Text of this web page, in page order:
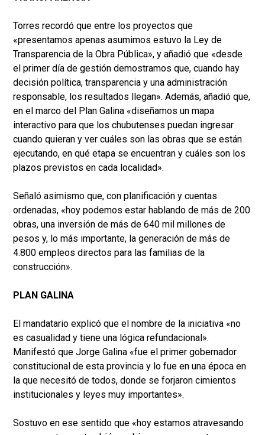
Torres recordó que entre los proyectos que
«presentamos apenas asumimos estuvo la Ley de
Transparencia de la Obra Pública», y añadió que «desde
el primer día de gestión demostramos que, cuando hay
decisión política, transparencia y una administración
responsable, los resultados llegan». Además, añadió que,
en el marco del Plan Galina «diseñamos un mapa
interactivo para que los chubutenses puedan ingresar
cuando quieran y ver cuáles son las obras que se están
ejecutando, en qué etapa se encuentran y cuáles son los
plazos previstos en cada localidad».
Señaló asimismo que, con planificación y cuentas
ordenadas, «hoy podemos estar hablando de más de 200
obras, una inversión de más de 640 mil millones de
pesos y, lo más importante, la generación de más de
4.800 empleos directos para las familias de la
construcción».
PLAN GALINA
El mandatario explicó que el nombre de la iniciativa «no
es casualidad y tiene una lógica refundacional».
Manifestó que Jorge Galina «fue el primer gobernador
constitucional de esta provincia y lo fue en una época en
la que necesitó de todos, donde se forjaron cimientos
institucionales y leyes muy importantes».
Sostuvo en ese sentido que «hoy estamos atravesando